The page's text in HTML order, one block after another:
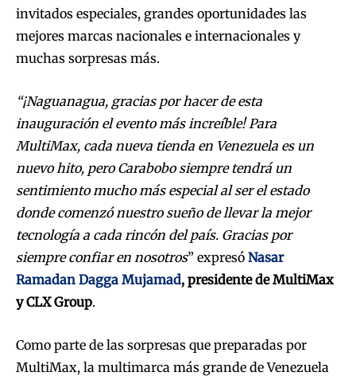
invitados especiales, grandes oportunidades las
mejores marcas nacionales e internacionales y
muchas sorpresas más.
“¡Naguanagua, gracias por hacer de esta
inauguración el evento más increíble! Para
MultiMax, cada nueva tienda en Venezuela es un
nuevo hito, pero Carabobo siempre tendrá un
sentimiento mucho más especial al ser el estado
donde comenzó nuestro sueño de llevar la mejor
tecnología a cada rincón del país. Gracias por
siempre confiar en nosotros” expresó Nasar
Ramadan Dagga Mujamad, presidente de MultiMax
y CLX Group.
Como parte de las sorpresas que preparadas por
MultiMax, la multimarca más grande de Venezuela